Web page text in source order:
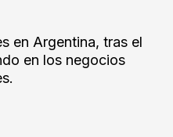
en Argentina, tras el
en los negocios